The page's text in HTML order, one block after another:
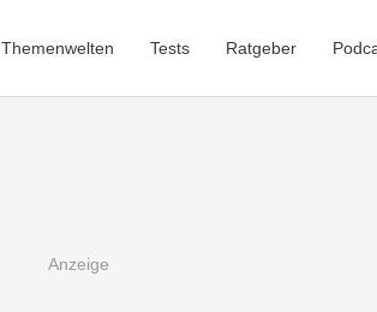
Themenwelten Tests Ratgeber